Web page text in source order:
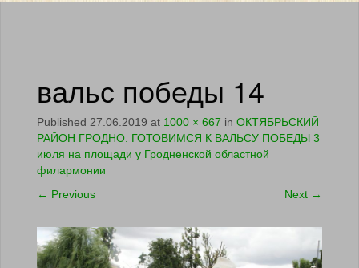
вальс победы 14
Published 27.06.2019 at 1000 × 667 in ОКТЯБРЬСКИЙ
РАЙОН ГРОДНО. ГОТОВИМСЯ К ВАЛЬСУ ПОБЕДЫ 3
июля на площади у Гродненской областной
филармонии
← Previous Next →